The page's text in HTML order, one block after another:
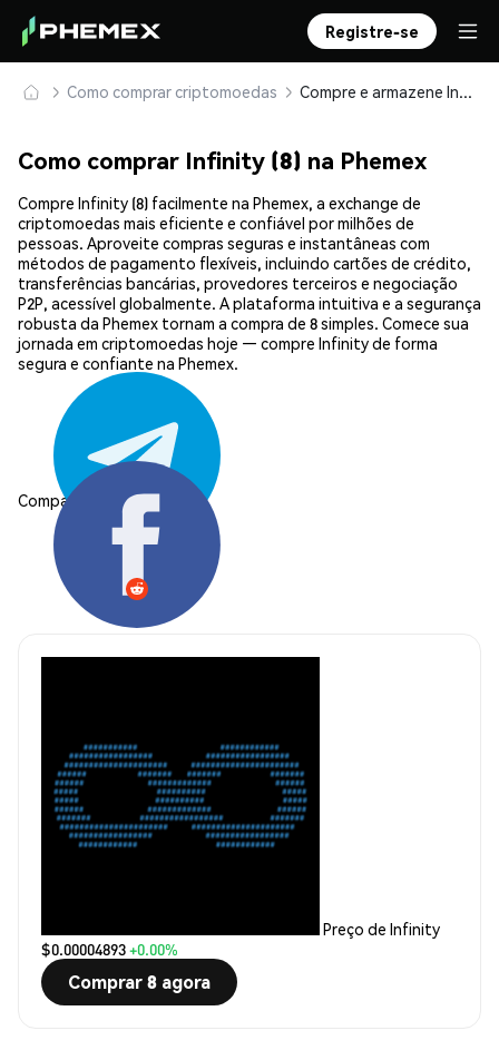
Registre-se
Como comprar criptomoedas Compre e armazene Infinity (8) com segurança
Como comprar Infinity (8) na Phemex
Compre Infinity (8) facilmente na Phemex, a exchange de
criptomoedas mais eficiente e confiável por milhões de
pessoas. Aproveite compras seguras e instantâneas com
métodos de pagamento flexíveis, incluindo cartões de crédito,
transferências bancárias, provedores terceiros e negociação
P2P, acessível globalmente. A plataforma intuitiva e a segurança
robusta da Phemex tornam a compra de 8 simples. Comece sua
jornada em criptomoedas hoje — compre Infinity de forma
segura e confiante na Phemex.
Compartilhar:
Preço de Infinity
$0.00004893+0.00%
Comprar 8 agora